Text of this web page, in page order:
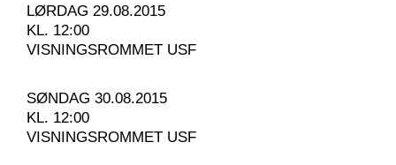
LØRDAG 29.08.2015
KL. 12:00
VISNINGSROMMET USF
SØNDAG 30.08.2015
KL. 12:00
VISNINGSROMMET USF